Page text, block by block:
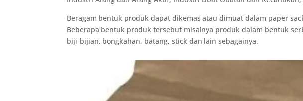
Beragam bentuk produk dapat dikemas atau dimuat dalam paper
Beberapa bentuk produk tersebut misalnya produk dalam bentuk
biji-bijian, bongkahan, batang, stick dan lain sebagainya.